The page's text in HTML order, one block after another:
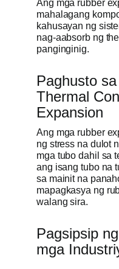
Ang mga rubber
mahalagang
kahusayan ng
nag-aabsorb ng
panginginig.
Paghusto
Thermal
Expansion
Ang mga rubber
ng stress na dulot
mga tubo dahil sa
ang isang tubo na
sa mainit na
mapagkasya ng
walang sira.
Pagsipsip
mga